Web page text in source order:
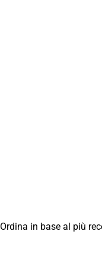
Ordina in base al più